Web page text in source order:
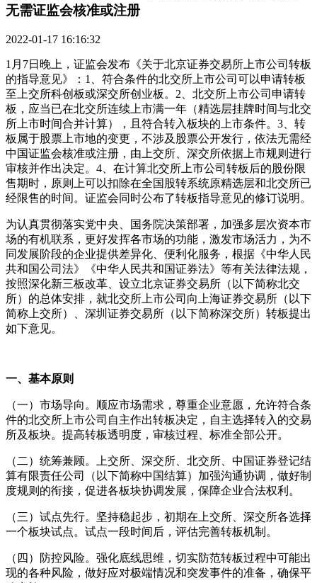
无需证监会核准或注册
2022-01-17 16:16:32
1月7日晚上，证监会发布《关于北京证券交易所上市公司转板
的指导意见》：1、符合条件的北交所上市公司可以申请转板
至上交所科创板或深交所创业板。2、北交所上市公司申请转
板，应当已在北交所连续上市满一年（精选层挂牌时间与北交
所上市时间合并计算），且符合转入板块的上市条件。3、转
板属于股票上市地的变更，不涉及股票公开发行，依法无需经
中国证监会核准或注册，由上交所、深交所依据上市规则进行
审核并作出决定。4、在计算北交所上市公司转板后的股份限
售期时，原则上可以扣除在全国股转系统原精选层和北交所已
经限售的时间。证监会同时公布了转板指导意见的修订说明。
为认真贯彻落实党中央、国务院决策部署，加强多层次资本市
场的有机联系，更好发挥各市场的功能，激发市场活力，为不
同发展阶段的企业提供差异化、便利化服务，根据《中华人民
共和国公司法》《中华人民共和国证券法》等有关法律法规，
按照深化新三板改革、设立北京证券交易所（以下简称北交
所）的总体安排，就北交所上市公司向上海证券交易所（以下
简称上交所）、深圳证券交易所（以下简称深交所）转板提出
如下意见。
一、基本原则
（一）市场导向。顺应市场需求，尊重企业意愿，允许符合条
件的北交所上市公司自主作出转板决定，自主选择转入的交易
所及板块。提高转板透明度，审核过程、标准全部公开。
（二）统筹兼顾。上交所、深交所、北交所、中国证券登记结
算有限责任公司（以下简称中国结算）加强沟通协调，做好制
度规则的衔接，促进各板块协调发展，保障企业合法权利。
（三）试点先行。坚持稳起步，初期在上交所、深交所各选择
一个板块试点。试点一段时间后，评估完善转板机制。
（四）防控风险。强化底线思维，切实防范转板过程中可能出
现的各种风险，做好应对极端情况和突发事件的准备，确保平